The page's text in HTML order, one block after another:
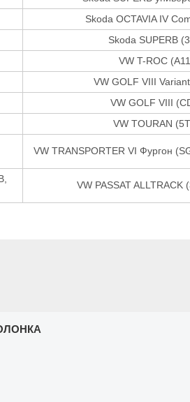
Skoda OCTAVIA IV
Skoda SUPERB
VW T-ROC
VW GOLF VIII
VW GOLF VIII
VW TOURAN
VW TRANSPORTER VI Фургон
VW PASSAT ALLTRACK